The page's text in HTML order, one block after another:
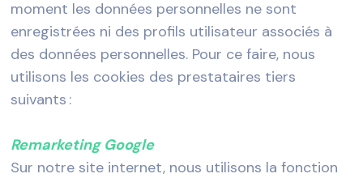
moment les données personnelles ne sont
enregistrées ni des profils utilisateur associés à
des données personnelles. Pour ce faire, nous
utilisons les cookies des prestataires tiers
suivants :
Remarketing Google
Sur notre site internet, nous utilisons la fonction